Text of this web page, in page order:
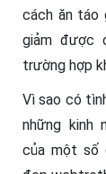
cách ăn táo
giảm được
trường hợp
Vì sao có
những kinh
của một số